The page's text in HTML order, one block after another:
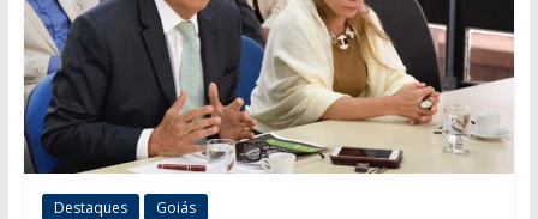
Destaques Goiás